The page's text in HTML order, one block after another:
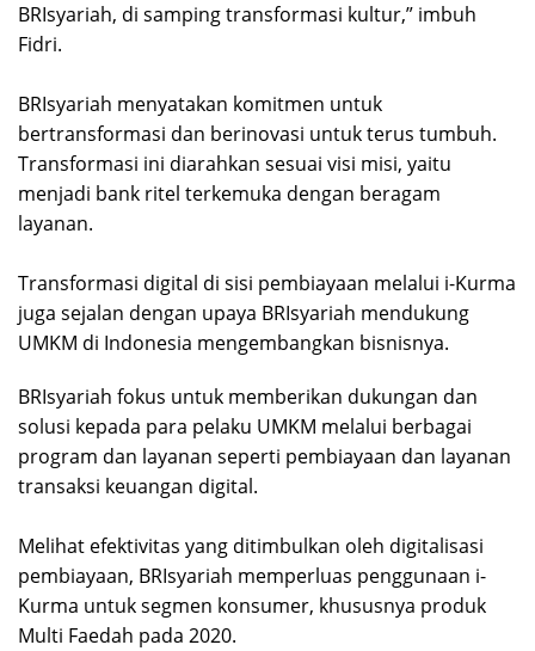
BRIsyariah, di samping transformasi kultur,” imbuh
Fidri.
BRIsyariah menyatakan komitmen untuk
bertransformasi dan berinovasi untuk terus tumbuh.
Transformasi ini diarahkan sesuai visi misi, yaitu
menjadi bank ritel terkemuka dengan beragam
layanan.
Transformasi digital di sisi pembiayaan melalui i-Kurma
juga sejalan dengan upaya BRIsyariah mendukung
UMKM di Indonesia mengembangkan bisnisnya.
BRIsyariah fokus untuk memberikan dukungan dan
solusi kepada para pelaku UMKM melalui berbagai
program dan layanan seperti pembiayaan dan layanan
transaksi keuangan digital.
Melihat efektivitas yang ditimbulkan oleh digitalisasi
pembiayaan, BRIsyariah memperluas penggunaan i-
Kurma untuk segmen konsumer, khususnya produk
Multi Faedah pada 2020.